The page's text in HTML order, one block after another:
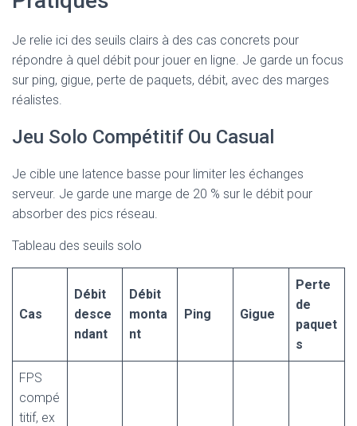
Je relie ici des seuils clairs à des cas concrets pour
répondre à quel débit pour jouer en ligne. Je garde un focus
sur ping, gigue, perte de paquets, débit, avec des marges
réalistes.
Jeu Solo Compétitif Ou Casual
Je cible une latence basse pour limiter les échanges
serveur. Je garde une marge de 20 % sur le débit pour
absorber des pics réseau.
Tableau des seuils solo
Cas
Débit
desce
ndant
Débit
monta
nt
Ping Gigue
Perte
de
paquet
s
FPS
compé
titif, ex